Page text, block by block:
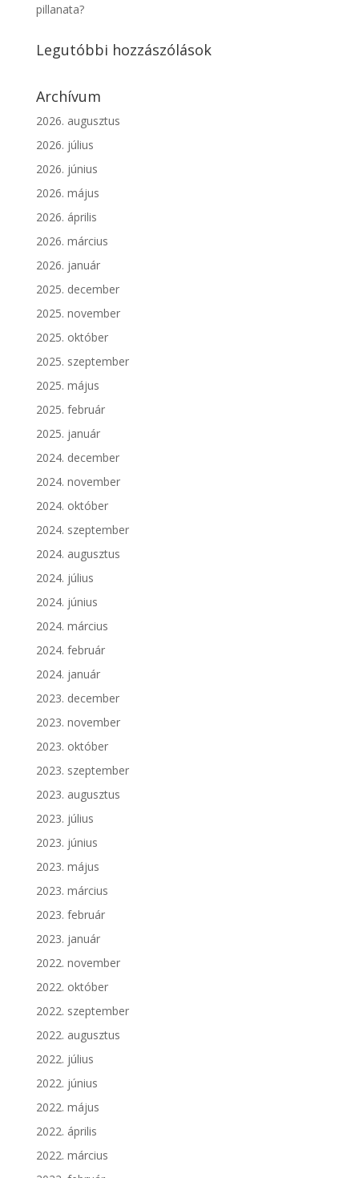
pillanata?
Legutóbbi hozzászólások
Archívum
2026. augusztus
2026. július
2026. június
2026. május
2026. április
2026. március
2026. január
2025. december
2025. november
2025. október
2025. szeptember
2025. május
2025. február
2025. január
2024. december
2024. november
2024. október
2024. szeptember
2024. augusztus
2024. július
2024. június
2024. március
2024. február
2024. január
2023. december
2023. november
2023. október
2023. szeptember
2023. augusztus
2023. július
2023. június
2023. május
2023. március
2023. február
2023. január
2022. november
2022. október
2022. szeptember
2022. augusztus
2022. július
2022. június
2022. május
2022. április
2022. március